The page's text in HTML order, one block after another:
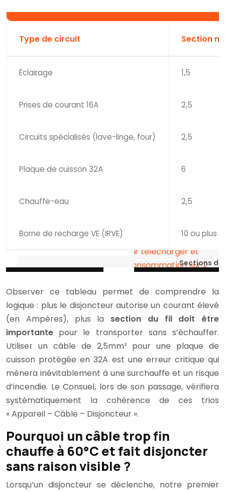
Sections
Type de circuit Section
Éclairage 1,5
Prises de courant 16A 2,5
Circuits spécialisés (lave-linge, four) 2,5
Plaque de cuisson 32A 6
Chauffe-eau 2,5
Borne de recharge VE (IRVE) 10 ou plus
Observer ce tableau permet de comprendre la
logique : plus le disjoncteur autorise un courant élevé
(en Ampères), plus la section du fil doit être
importante pour le transporter sans s’échauffer.
Utiliser un câble de 2,5mm² pour une plaque de
cuisson protégée en 32A est une erreur critique qui
mènera inévitablement à une surchauffe et un risque
d’incendie. Le Consuel, lors de son passage, vérifiera
systématiquement la cohérence de ces trios
« Appareil – Câble – Disjoncteur ».
Pourquoi un câble trop fin
chauffe à 60°C et fait disjoncter
sans raison visible ?
Lorsqu’un disjoncteur se déclenche, notre premier